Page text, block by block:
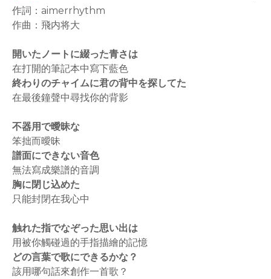
作詞：aimerrhythm
作曲：飛内将大
開いたノートに綴った青さは
在打開的筆記本中寫下藍色
終わりのチャイムに君の背中を探してた
在最後鐘聲中尋找你的背影
不器用で曖昧な
笨拙而曖昧
譜面にできない音色
無法寫成樂譜的音調
胸に閉じ込めた
只能封閉在我心中
触れた指でなぞった思い出は
用被你觸碰過的手指描繪的記憶
どの言葉で歌にできるかな？
該用哪句話來創作一首歌？